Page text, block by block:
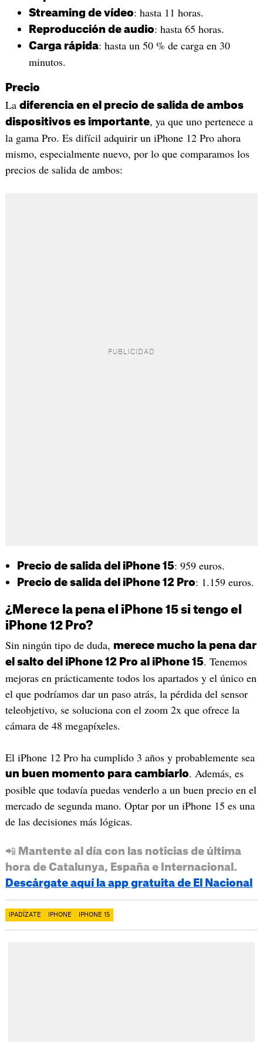
Streaming de vídeo: hasta 11 horas.
Reproducción de audio: hasta 65 horas.
Carga rápida: hasta un 50 % de carga en 30
minutos.
Precio
La diferencia en el precio de salida de ambos
dispositivos es importante, ya que uno pertenece a
la gama Pro. Es difícil adquirir un iPhone 12 Pro ahora
mismo, especialmente nuevo, por lo que comparamos los
precios de salida de ambos:
Precio de salida del iPhone 15: 959 euros.
Precio de salida del iPhone 12 Pro: 1.159 euros.
¿Merece la pena el iPhone 15 si tengo el
iPhone 12 Pro?
Sin ningún tipo de duda, merece mucho la pena dar
el salto del iPhone 12 Pro al iPhone 15. Tenemos
mejoras en prácticamente todos los apartados y el único en
el que podríamos dar un paso atrás, la pérdida del sensor
teleobjetivo, se soluciona con el zoom 2x que ofrece la
cámara de 48 megapíxeles.
El iPhone 12 Pro ha cumplido 3 años y probablemente sea
un buen momento para cambiarlo. Además, es
posible que todavía puedas venderlo a un buen precio en el
mercado de segunda mano. Optar por un iPhone 15 es una
de las decisiones más lógicas.
📲 Mantente al día con las noticias de última
hora de Catalunya, España e Internacional.
Descárgate aquí la app gratuita de El Nacional
IPADÍZATE IPHONE IPHONE 15